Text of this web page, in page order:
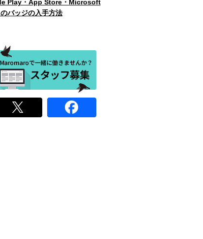
Play・App Store・Microsoft
バッジの入手方法